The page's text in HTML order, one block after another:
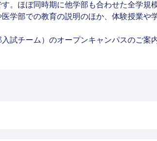
。ほぼ同時期に他学部も合わせた全学規
学部での教育の説明のほか、体験授業や
試チーム）のオープンキャンパスのご案